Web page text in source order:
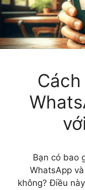
Bạn có bao
WhatsApp
không? Điều